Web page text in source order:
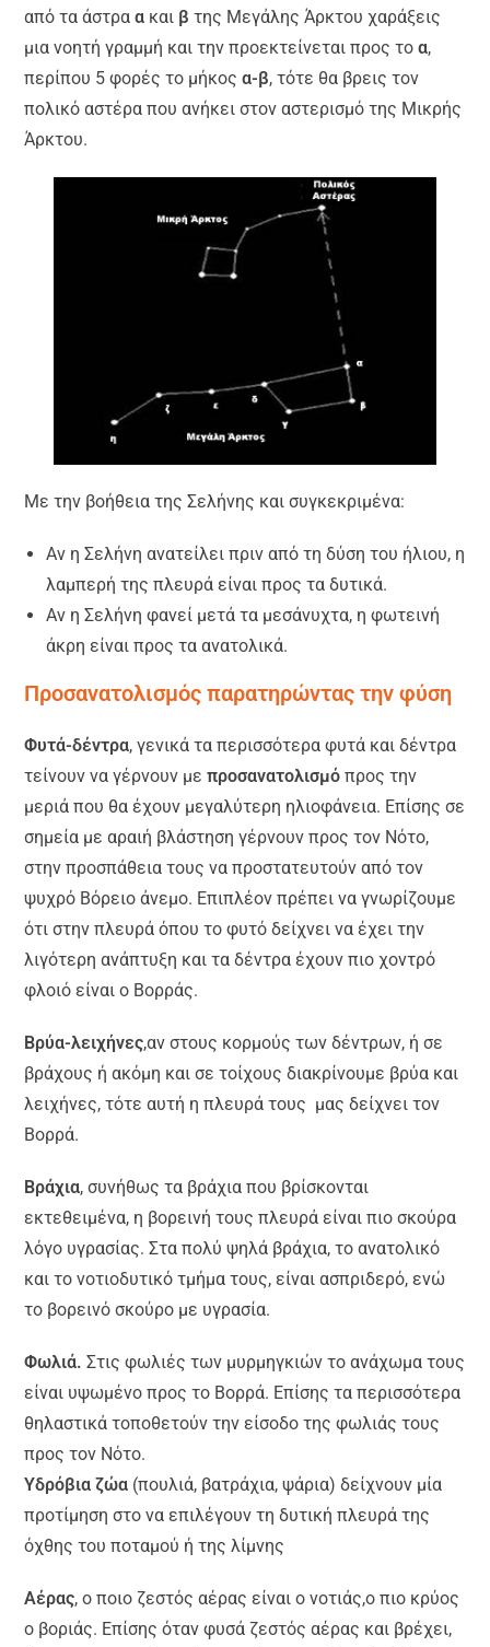
από τα άστραα και β της Μεγάλης Άρκτου χαράξεις
μια νοητή γραμμή και την προεκτείνεται προς τοα,
περίπου 5 φορές το μήκοςα-β, τότε θα βρεις τον
πολικό αστέρα που ανήκει στον αστερισμό της Μικρής
Άρκτου.
Με την βοήθεια της Σελήνης και συγκεκριμένα:
Αν η Σελήνη ανατείλει πριν από τη δύση του ήλιου, η
λαμπερή της πλευρά είναι προς τα δυτικά.
Αν η Σελήνη φανεί μετά τα μεσάνυχτα, η φωτεινή
άκρη είναι προς τα ανατολικά.
Προσανατολισμός παρατηρώντας την φύση
Φυτά-δέντρα, γενικά τα περισσότερα φυτά και δέντρα
τείνουν να γέρνουν μεπροσανατολισμόπρος την
μεριά που θα έχουν μεγαλύτερη ηλιοφάνεια. Επίσης σε
σημεία με αραιή βλάστηση γέρνουν προς τον Νότο,
στην προσπάθεια τους να προστατευτούν από τον
ψυχρό Βόρειο άνεμο. Επιπλέον πρέπει να γνωρίζουμε
ότι στην πλευρά όπου το φυτό δείχνει να έχει την
λιγότερη ανάπτυξη και τα δέντρα έχουν πιο χοντρό
φλοιό είναι ο Βορράς.
Βρύα-λειχήνες,αν στους κορμούς των δέντρων, ή σε
βράχους ή ακόμη και σε τοίχους διακρίνουμε βρύα και
λειχήνες, τότε αυτή η πλευρά τους μας δείχνει τον
Βορρά.
Βράχια, συνήθως τα βράχια που βρίσκονται
εκτεθειμένα, η βορεινή τους πλευρά είναι πιο σκούρα
λόγο υγρασίας. Στα πολύ ψηλά βράχια, το ανατολικό
και το νοτιοδυτικό τμήμα τους, είναι ασπριδερό, ενώ
το βορεινό σκούρο με υγρασία.
Φωλιά.Στις φωλιές των μυρμηγκιών το ανάχωμα τους
είναι υψωμένο προς το Βορρά. Επίσης τα περισσότερα
θηλαστικά τοποθετούν την είσοδο της φωλιάς τους
προς τον Νότο.
Υδρόβια ζώα (πουλιά, βατράχια, ψάρια) δείχνουν μία
προτίμηση στο να επιλέγουν τη δυτική πλευρά της
όχθης του ποταμού ή της λίμνης
Αέρας, ο ποιο ζεστός αέρας είναι ο νοτιάς,ο πιο κρύος
ο βοριάς. Επίσης όταν φυσά ζεστός αέρας και βρέχει,